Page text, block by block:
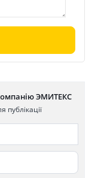
ЭМИТЕКС
публікації